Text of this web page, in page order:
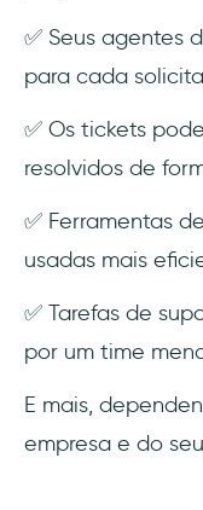
✅ Seus agentes
para cada
✅ Os tickets
resolvidos de
✅ Ferramentas
usadas mais
✅ Tarefas de
por um time
E mais,
empresa e do